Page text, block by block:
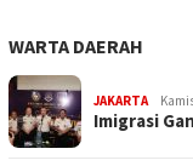
WARTA DAERAH
JAKARTA
Imigrasi